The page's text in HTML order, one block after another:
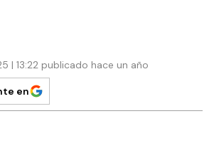
| 13:22 publicado hace un año
en